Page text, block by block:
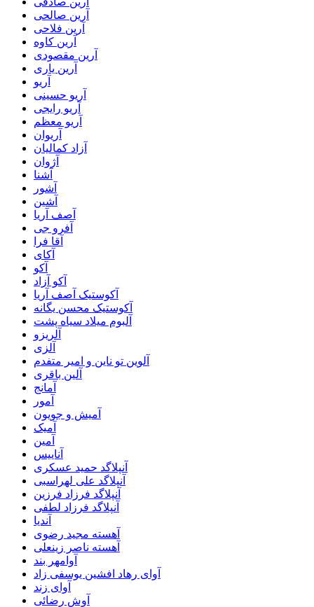
آرین صالحی
آرین فلاحی
آرین کاوه
آرین مقصودی
آرین یاری
آریو
آریو حسینی
آریو رایجی
آریو معظم
آریوان
آزاد کمالیان
آژوان
آشنا
آشور
آشین
آصف آریا
آفرو جی
آقا فرا
آکای
آکو
آکو آزاد
آکوستیک آصف آریا
آکوستیک محسن یگانه
آلبوم میلاد سیاه پشت
آلریزو
آلزی
آلوین تو ناین و امیر متفدم
آلین باقری
آمانج
آمور
آمیش و جویون
آمیک
آمین
آناییس
آنپلاگد حمید عسکری
آنپلاگد علی لهراسبی
آنپلاگد فرزاد فرزین
آنپلاگد فرزاد لطفی
آندیا
آهسته مجید رضوی
آهسته ناصر زینعلی
آوامهر بند
آوای رهاد افشین یوسفی زاد
آوای زند
آوش رضائی